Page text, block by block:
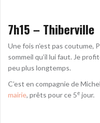
7h15 – Thiberville
Une fois n’est pas coutume,
sommeil qu’il lui faut. Je
peu plus longtemps.
C’est en compagnie de
mairie, prêts pour ce 5e jour.